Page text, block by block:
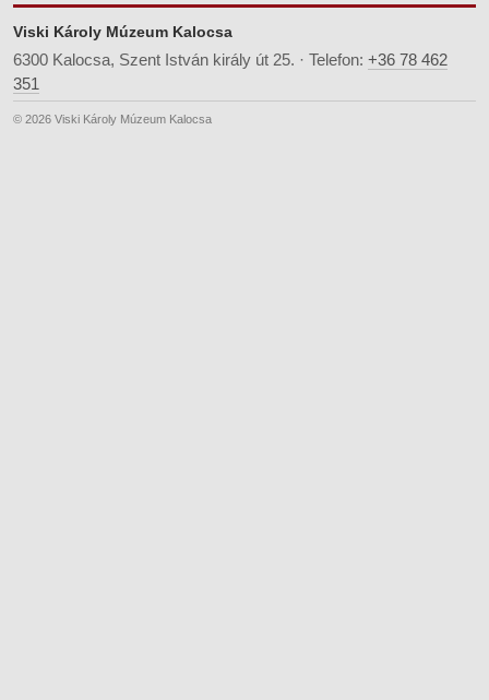
Viski Károly Múzeum Kalocsa
6300 Kalocsa, Szent István király út 25. · Telefon: +36 78 462
351
© 2026 Viski Károly Múzeum Kalocsa